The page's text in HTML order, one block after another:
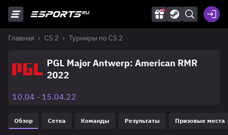
Главная CS 2 Турниры по CS 2
PGL Major Antwerp: American RMR
2022
10.04 - 15.04.22
Обзор Сетка Команды Результаты Призовые места